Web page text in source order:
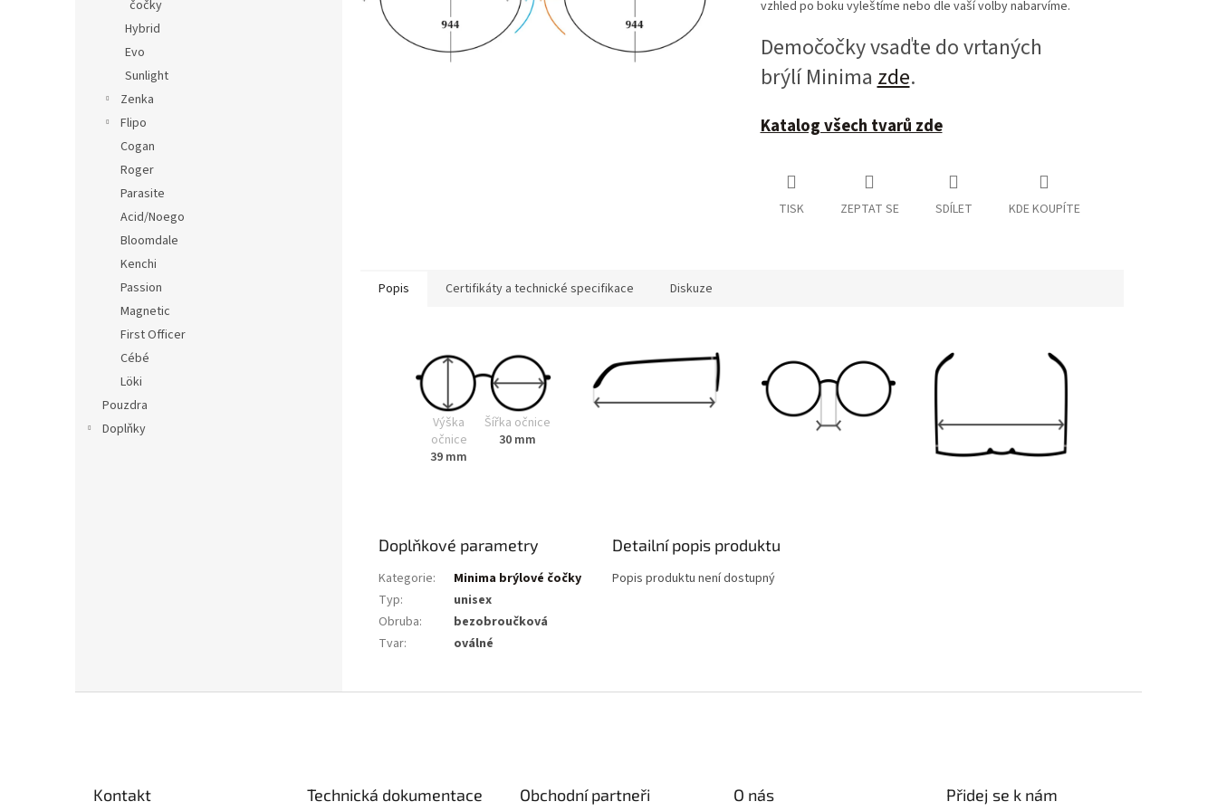
čočky
Hybrid
Evo
Sunlight
Zenka
Flipo
Cogan
Roger
Parasite
Acid/Noego
Bloomdale
Kenchi
Passion
Magnetic
First Officer
Cébé
Löki
Pouzdra
Doplňky
vzhled po boku vyleštíme nebo dle vaší volby nabarvíme.
Demočočky vsaďte do vrtaných
brýlí Minimazde.
Katalog všech tvarů zde
TISK ZEPTAT SE SDÍLET KDE KOUPÍTE
Popis Certifikáty a technické specifikace Diskuze
Výška
očnice
39 mm
Šířka očnice
30 mm
Doplňkové parametry
Kategorie:
Minima brýlové čočky
Typ:
unisex
Obruba:
bezobroučková
Tvar: oválné
Detailní popis produktu
Popis produktu není dostupný
Kontakt Technická dokumentace Obchodní partneři O nás Přidej se k nám